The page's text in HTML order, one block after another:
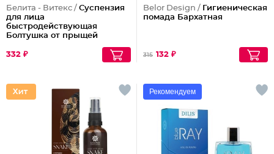
Белита - Витекс / Суспензия
для лица
быстродействующая
Болтушка от прыщей
332 ₽
Belor Design / Гигиеническая
помада Бархатная
315 132 ₽
Рекомендуем